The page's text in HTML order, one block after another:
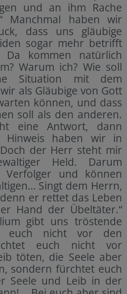
und an ihm Rache
Manchmal haben wir
dass uns gläubige
sogar mehr betrifft
kommen natürlich
Warum ich? Wie soll
Situation mit dem
als Gläubige von Gott
können, und dass
soll als den anderen.
eine Antwort, dann
Hinweis haben wir in
der Herr steht mir
Held. Darum
Verfolger und können
Singt dem Herrn,
er rettet das Leben
Hand der Übeltäter.“
gibt uns tröstende
euch nicht vor den
euch nicht vor
töten, die Seele aber
sondern fürchtet euch
Seele und Leib in der